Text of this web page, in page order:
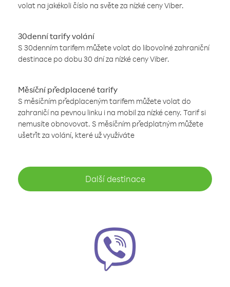
volat na jakékoli číslo na světe za nízké ceny Viber.
30denní tarify volání
S 30denním tarifem můžete volat do libovolné zahraniční
destinace po dobu 30 dní za nízké ceny Viber.
Měsíční předplacené tarify
S měsíčním předplaceným tarifem můžete volat do
zahraničí na pevnou linku i na mobil za nízké ceny. Tarif si
nemusíte obnovovat. S měsíčním předplatným můžete
ušetřit za volání, které už využíváte
Další destinace